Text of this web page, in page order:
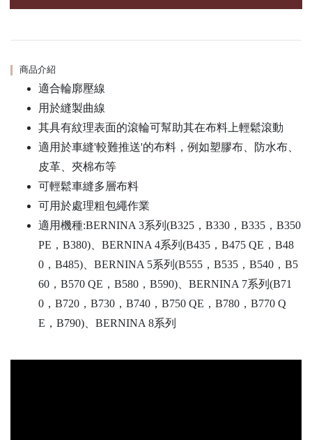
商品介紹
適合輪廓壓線
用於縫製曲線
其具有紋理表面的滾輪可幫助其在布料上輕鬆滾動
適用於車縫'較難推送'的布料，例如塑膠布、防水布、
皮革、夾棉布等
可輕鬆車縫多層布料
可用於處理粗包繩作業
適用機種:BERNINA 3系列(B325，B330，B335，B350
PE，B380)、BERNINA 4系列(B435，B475 QE，B48
0，B485)、BERNINA 5系列(B555，B535，B540，B5
60，B570 QE，B580，B590)、BERNINA 7系列(B71
0，B720，B730，B740，B750 QE，B780，B770 Q
E，B790)、BERNINA 8系列